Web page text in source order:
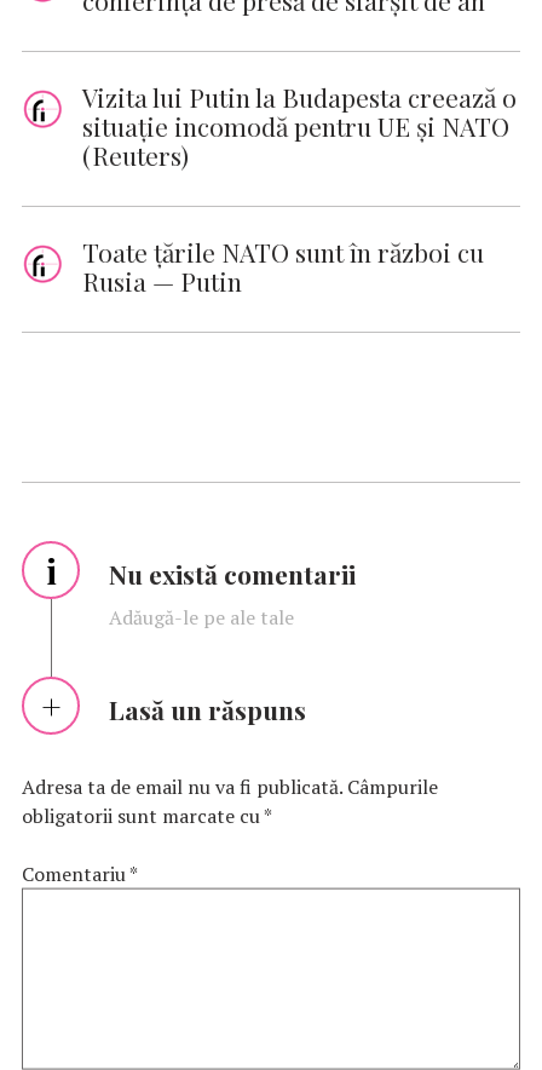
Vizita lui Putin la Budapesta creează o
situație incomodă pentru UE și NATO
(Reuters)
Toate țările NATO sunt în război cu
Rusia — Putin
i Nu există comentarii
Adăugă-le pe ale tale
Lasă un răspuns
Adresa ta de email nu va fi publicată. Câmpurile
obligatorii sunt marcate cu*
Comentariu*